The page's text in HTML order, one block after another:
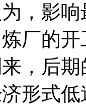
，影
厂的
，后
形式